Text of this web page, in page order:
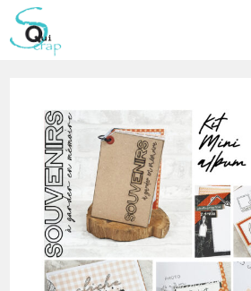
Skip
content